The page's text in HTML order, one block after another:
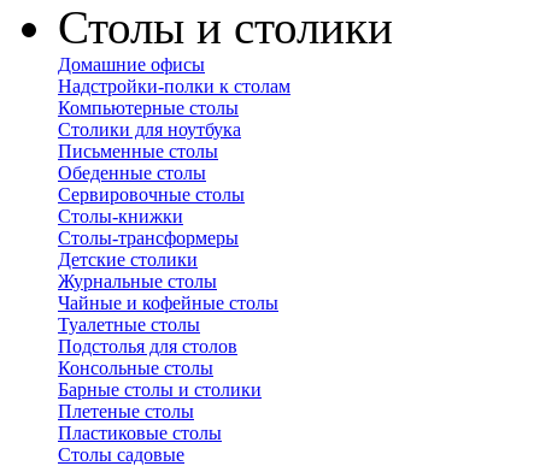
Столы и столики
Домашние офисы
Надстройки-полки к столам
Компьютерные столы
Столики для ноутбука
Письменные столы
Обеденные столы
Сервировочные столы
Столы-книжки
Столы-трансформеры
Детские столики
Журнальные столы
Чайные и кофейные столы
Туалетные столы
Подстолья для столов
Консольные столы
Барные столы и столики
Плетеные столы
Пластиковые столы
Столы садовые